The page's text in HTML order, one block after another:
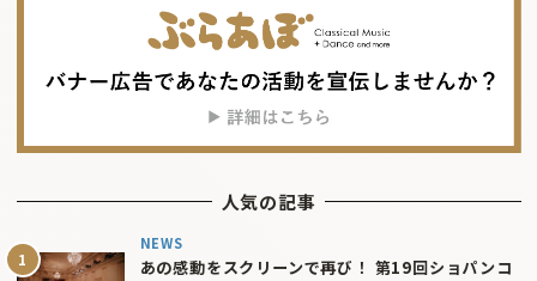
人気の記事
NEWS
あの感動をスクリーンで再び！ 第19回ショパンコ